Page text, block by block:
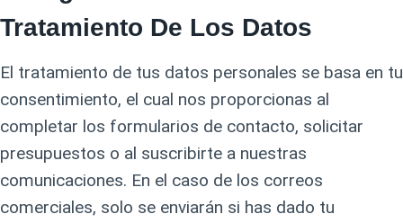
Tratamiento De Los Datos
El tratamiento de tus datos personales se basa en tu
consentimiento, el cual nos proporcionas al
completar los formularios de contacto, solicitar
presupuestos o al suscribirte a nuestras
comunicaciones. En el caso de los correos
comerciales, solo se enviarán si has dado tu